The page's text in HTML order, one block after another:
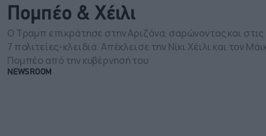
Πομπέο & Χέιλι
Ο Τραμπ επικράτησε στην Αριζόνα, σαρώνοντας και στις
7 πολιτείες-κλειδιά. Απέκλεισε την Νίκι Χέιλι και τον
Πομπέο από την κυβέρνησή του
NEWSROOM